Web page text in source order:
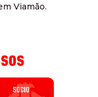
Viamão.